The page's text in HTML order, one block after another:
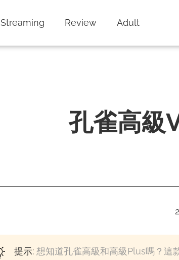
Streaming Review Adult
孔雀高級
提示: 想知道孔雀高級和高級Plus嗎？這